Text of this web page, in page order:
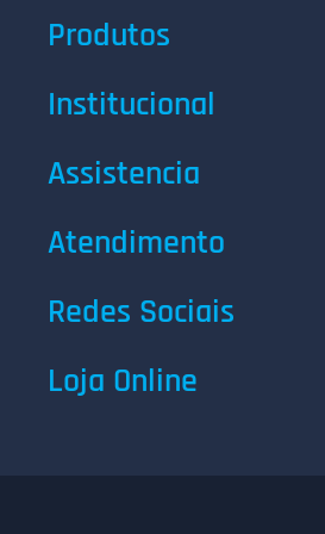
Produtos
Institucional
Assistencia
Atendimento
Redes Sociais
Loja Online